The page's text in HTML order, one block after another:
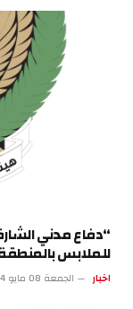
“دفاع مدني
للملابس
اخبار الجمعة 08 مايو 8:34 ص